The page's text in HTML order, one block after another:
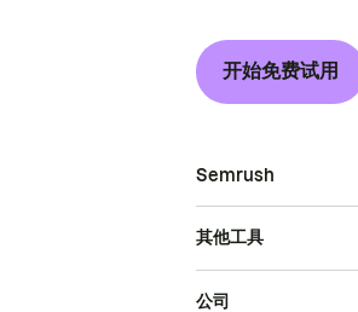
开始免费试用
Semrush
其他工具
公司